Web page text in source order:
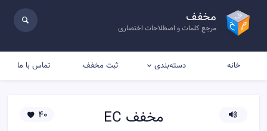
مخفف
مرجع کلمات و اصطلاحات اختصاری
خانه دسته‌بندی ثبت مخفف تماس با ما
مخفف EC
40